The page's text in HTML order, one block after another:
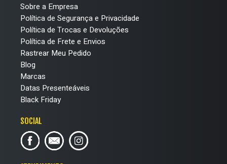
Sobre a Empresa
Política de Segurança e Privacidade
Política de Trocas e Devoluções
Política de Frete e Envios
Rastrear Meu Pedido
Blog
Marcas
Datas Presenteáveis
Black Friday
SOCIAL